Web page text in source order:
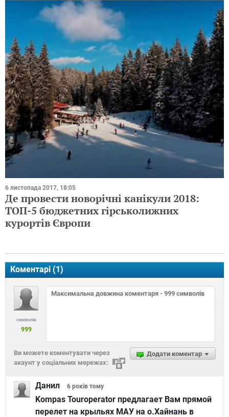
6 листопада 2017, 18:05
Де провести новорічні канікули 2018:
ТОП-5 бюджетних гірськолижних
курортів Європи
Коментарі (1)
символів
999
Додати коментар
Ви можете коментувати через
акаунт у соціальних мережах:
Данил 6 років тому
Kompas Touroperator предлагает Вам прямой
перелет на крыльях МАУ на о.Хайнань в